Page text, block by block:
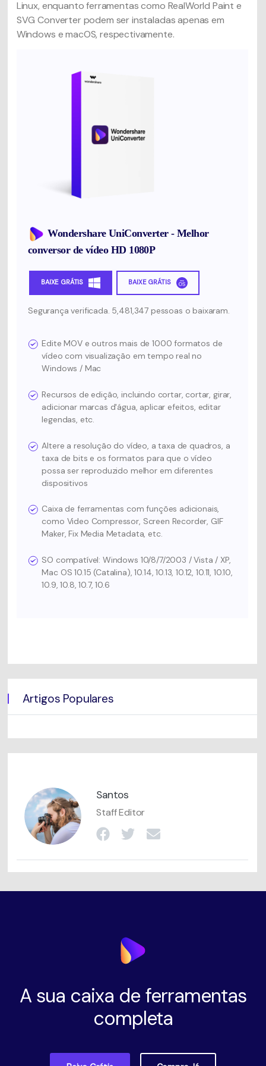
Linux, enquanto ferramentas como RealWorld Paint e
SVG Converter podem ser instaladas apenas em
Windows e macOS, respectivamente.
Wondershare UniConverter - Melhor
conversor de vídeo HD 1080P
BAIXE GRÁTIS BAIXE GRÁTIS
Segurança verificada. 5,481,347 pessoas o baixaram.
Edite MOV e outros mais de 1000 formatos de
vídeo com visualização em tempo real no
Windows / Mac
Recursos de edição, incluindo cortar, cortar, girar,
adicionar marcas d'água, aplicar efeitos, editar
legendas, etc.
Altere a resolução do vídeo, a taxa de quadros, a
taxa de bits e os formatos para que o vídeo
possa ser reproduzido melhor em diferentes
dispositivos
Caixa de ferramentas com funções adicionais,
como Video Compressor, Screen Recorder, GIF
Maker, Fix Media Metadata, etc.
SO compatível: Windows 10/8/7/2003 / Vista / XP,
Mac OS 10.15 (Catalina), 10.14, 10.13, 10.12, 10.11, 10.10,
10.9, 10.8, 10.7, 10.6
Artigos Populares
Santos
Staff Editor
A sua caixa de ferramentas
completa